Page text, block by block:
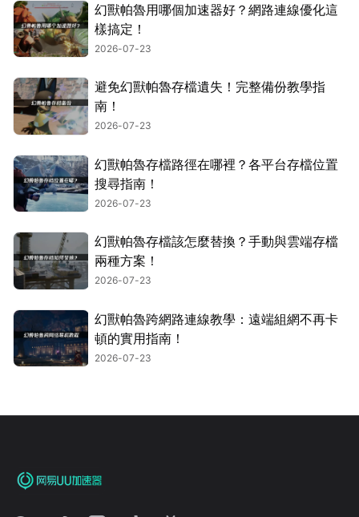
幻獸帕魯用哪個加速器好？網路連線優化這
樣搞定！
2026-07-23
避免幻獸帕魯存檔遺失！完整備份教學指
南！
2026-07-23
幻獸帕魯存檔路徑在哪裡？各平台存檔位置
搜尋指南！
2026-07-23
幻獸帕魯存檔該怎麼替換？手動與雲端存檔
兩種方案！
2026-07-23
幻獸帕魯跨網路連線教學：遠端組網不再卡
頓的實用指南！
2026-07-23